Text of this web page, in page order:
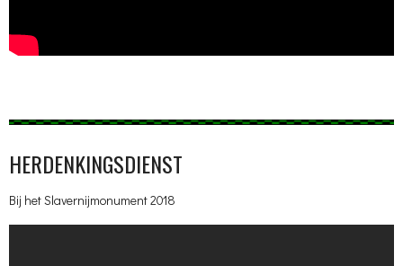
HERDENKINGSDIENST
Bij het Slavernijmonument 2018